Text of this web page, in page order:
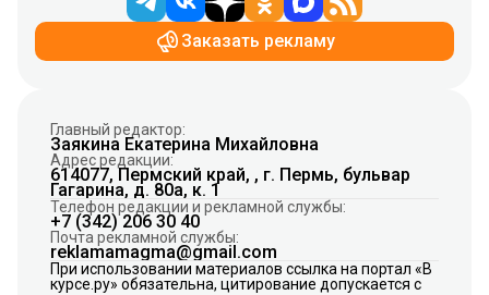
Заказать рекламу
Главный редактор:
Заякина Екатерина Михайловна
Адрес редакции:
614077, Пермский край, , г. Пермь, бульвар
Гагарина, д. 80а, к. 1
Телефон редакции и рекламной службы:
+7 (342) 206 30 40
Почта рекламной службы:
reklamamagma@gmail.com
При использовании материалов ссылка на портал «В
курсе.ру» обязательна, цитирование допускается с